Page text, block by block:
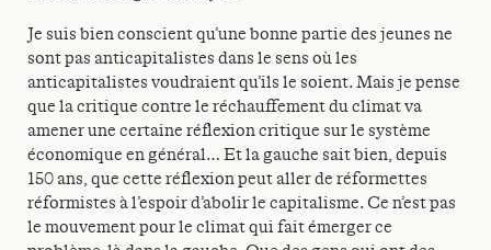
Je suis bien conscient qu’une bonne partie des jeunes ne
sont pas anticapitalistes dans le sens où les
anticapitalistes voudraient qu’ils le soient. Mais je pense
que la critique contre le réchauffement du climat va
amener une certaine réflexion critique sur le système
économique en général… Et la gauche sait bien, depuis
150 ans, que cette réflexion peut aller de réformettes
réformistes à l’espoir d’abolir le capitalisme. Ce n’est pas
le mouvement pour le climat qui fait émerger ce